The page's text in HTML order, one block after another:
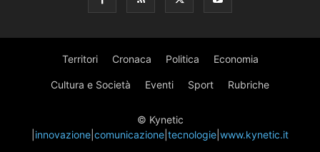
Territori Cronaca Politica Economia
Cultura e Società Eventi Sport Rubriche
© Kynetic
innovazione comunicazione tecnologie www.kynetic.it